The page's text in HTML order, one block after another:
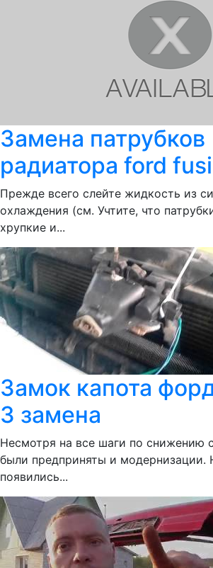
Замена патрубков
радиатора ford
Прежде всего слейте жидкость из
охлаждения (см. Учтите, что
хрупкие и...
Замок капота
3 замена
Несмотря на все шаги по снижению
были предприняты и модернизации.
появились...